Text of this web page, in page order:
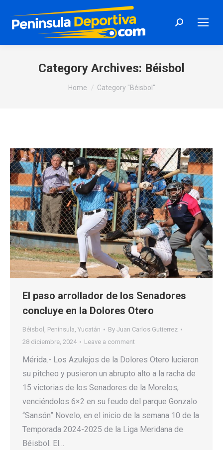
Search:
Category Archives: Béisbol
You are here:
Home Category "Béisbol"
El paso arrollador de los Senadores
concluye en la Dolores Otero
Béisbol , Península, Yucatán By Juan Carlos Gutierrez
28 diciembre, 2024
Leave a comment
Mérida.- Los Azulejos de la Dolores Otero lucieron
su pitcheo y pusieron un abrupto alto a la racha de
15 victorias de los Senadores de la Morelos,
venciéndolos 6×2 en su feudo del parque Gonzalo
“Sansón” Novelo, en el inicio de la semana 10 de la
Temporada 2024-2025 de la Liga Meridana de
Béisbol. El…